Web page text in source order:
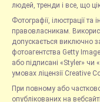
людей, тренди і все, що
Фотографії, ілюстрації
правовласникам.
допускається виключно
фотоагентства Getty
або підписані «Styler» чи
умовах ліцензії Creative
При повному або
опублікованих на